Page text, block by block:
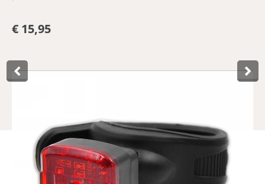
€ 15,95
Product­omschrijving